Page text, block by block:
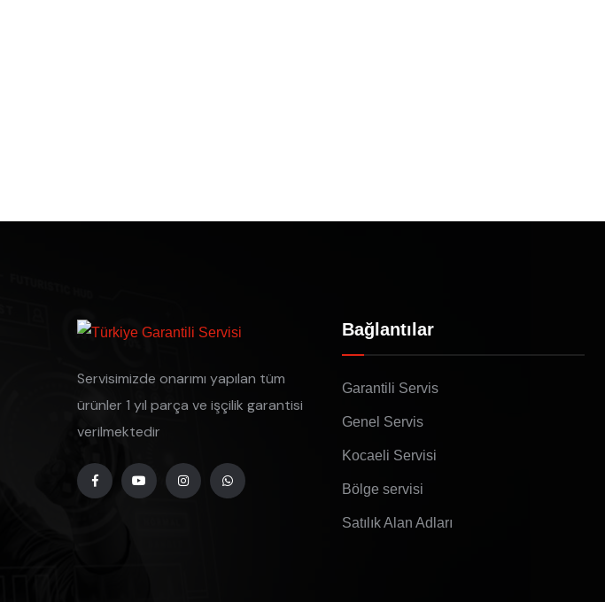
Servisimizde onarımı yapılan tüm
ürünler 1 yıl parça ve işçilik garantisi
verilmektedir
Bağlantılar
Garantili Servis
Genel Servis
Kocaeli Servisi
Bölge servisi
Satılık Alan Adları